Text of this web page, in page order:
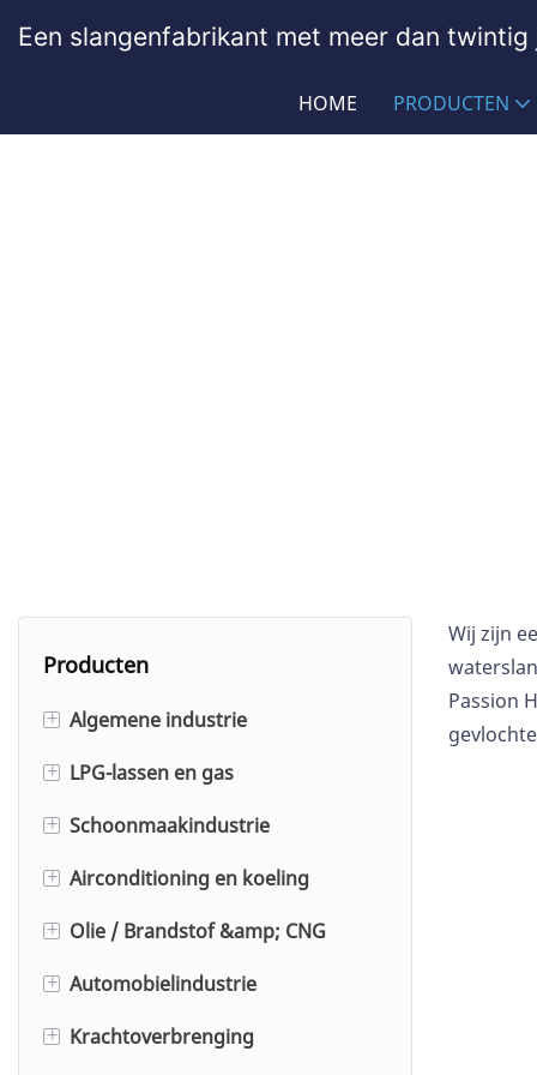
Een slangenfabrikant met meer dan twintig
HOME PRODUCTEN
Producten
+
Algemene industrie
Rubberen luchtslang
Luchtslang met grote diameter
+
LPG-lassen en gas
Zuurstof-/acetyleenslang
Dubbele lasslang
Lassen van een dubbele
+
Schoonmaakindustrie
Droogijsslang
Voedselwasslang
Hogedrukreinigerslang met
draad
+
Airconditioning en koeling
Koelmiddelvulslang
Airconditioningslang
Koelwagen slang
+
Olie / Brandstof &amp; CNG
Industriële rubberen
+
Automobielindustrie
Scheepsbrandstofslang (glad
+
Krachtoverbrenging
Wij zijn
Passion